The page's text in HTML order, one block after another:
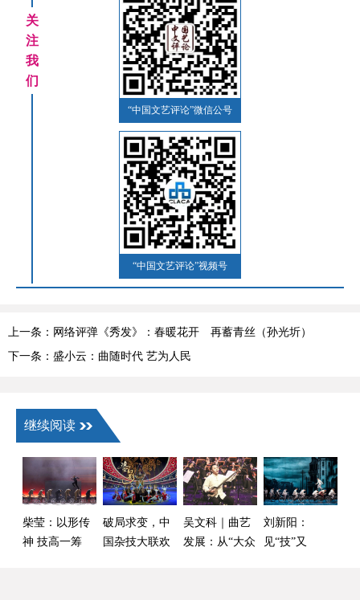
关
注
我
们
“中国文艺评论”微信公号
“中国文艺评论”视频号
上一条：网络评弹《秀发》：春暖花开 再蓄青丝（孙光圻）
下一条：盛小云：曲随时代 艺为人民
继续阅读
柴莹：以形传
神 技高一筹
破局求变，中
国杂技大联欢
吴文科｜曲艺
发展：从“大众
刘新阳：
见“技”又